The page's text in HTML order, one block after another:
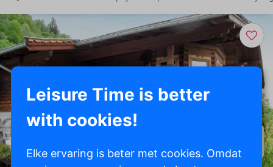
Leisure Time is better
with cookies!
Elke ervaring is beter met cookies. Omdat